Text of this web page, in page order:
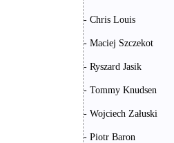
- Chris Louis
- Maciej Szczekot
- Ryszard Jasik
- Tommy Knudsen
- Wojciech Załuski
- Piotr Baron